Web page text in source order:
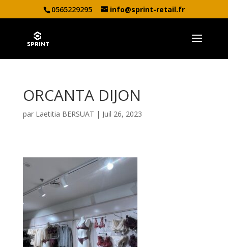
0565229295 info@sprint-retail.fr
ORCANTA DIJON
par Laetitia BERSUAT | Juil 26, 2023